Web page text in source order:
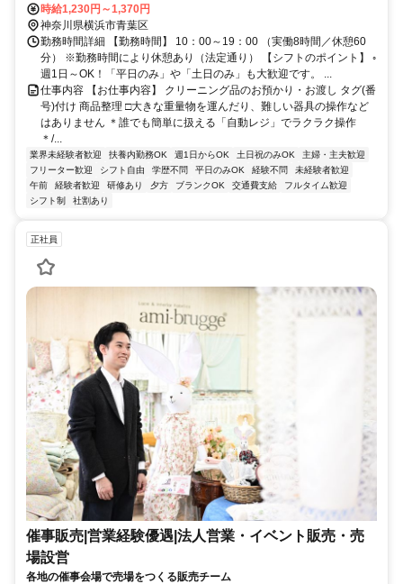
時給1,230円～1,370円
神奈川県横浜市青葉区
勤務時間詳細 【勤務時間】 10：00～19：00 （実働8時間／休憩60
分） ※勤務時間により休憩あり（法定通り） 【シフトのポイント】 ◦
週1日～OK！「平日のみ」や「土日のみ」も大歓迎です。 ...
仕事内容 【お仕事内容】 クリーニング品のお預かり・お渡し タグ(番
号)付け 商品整理 □大きな重量物を運んだり、難しい器具の操作など
はありません ＊誰でも簡単に扱える「自動レジ」でラクラク操作
＊/...
業界未経験者歓迎 扶養内勤務OK 週1日からOK 土日祝のみOK
主婦・主夫歓迎
フリーター歓迎
シフト自由 学歴不問 平日のみOK 経験不問
未経験者歓迎
午前
経験者歓迎 研修あり 夕方 ブランクOK 交通費支給
フルタイム歓迎
シフト制
社割あり
正社員
催事販売|営業経験優遇|法人営業・イベント販売・売
場設営
各地の催事会場で売場をつくる販売チーム